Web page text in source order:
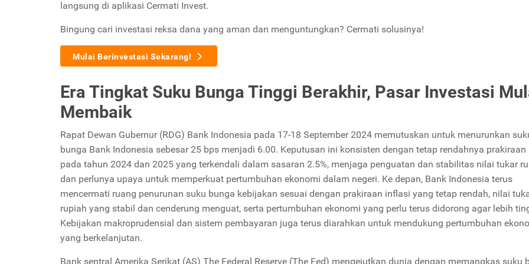
langsung di aplikasi Cermati Invest.
Bingung cari investasi reksa dana yang aman dan menguntungkan? Cermati solusinya!
Mulai Berinvestasi Sekarang!
Era Tingkat Suku Bunga Tinggi Berakhir, Pasar Investasi
Membaik
Rapat Dewan Gubernur (RDG) Bank Indonesia pada 17-18 September 2024 memutuskan untuk menurunkan
bunga Bank Indonesia sebesar 25 bps menjadi 6.00. Keputusan ini konsisten dengan tetap rendahnya
pada tahun 2024 dan 2025 yang terkendali dalam sasaran 2.5%, menjaga penguatan dan stabilitas nilai tukar
dan perlunya upaya untuk memperkuat pertumbuhan ekonomi dalam negeri. Ke depan, Bank Indonesia terus
mencermati ruang penurunan suku bunga kebijakan sesuai dengan prakiraan inflasi yang tetap rendah, nilai
rupiah yang stabil dan cenderung menguat, serta pertumbuhan ekonomi yang perlu terus didorong agar lebih
Kebijakan makroprudensial dan sistem pembayaran juga terus diarahkan untuk mendukung pertumbuhan
yang berkelanjutan.
Bank sentral Amerika Serikat (AS) The Federal Reserve (The Fed) mengejutkan dunia dengan memangkas suku